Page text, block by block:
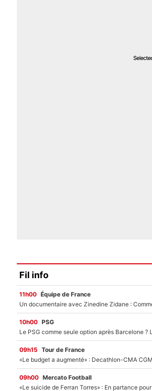
Fil info
11h00 Équipe de France
10h00 PSG
09h15 Tour de France
09h00 Mercato Football